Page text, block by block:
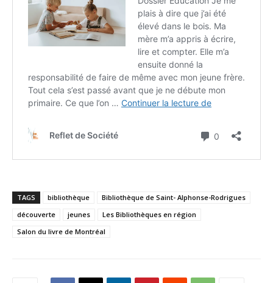
TAGS bibliothèque
Bibliothèque de Saint- Alphonse-Rodrigues
découverte
jeunes
Les Bibliothèques en région
Salon du livre de Montréal